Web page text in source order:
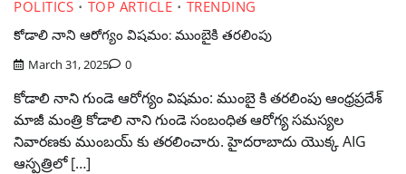
POLITICS TOP ARTICLE
TRENDING
కోడాలి నాని ఆరోగ్యం విషమం: ముంబైకి తరలింపు
March 31, 2025 0
కోడాలి నాని గుండె ఆరోగ్యం విషమం: ముంబై కి తరలింపు ఆంధ్రప్రదేశ్
మాజీ మంత్రి కోడాలి నాని గుండె సంబంధిత ఆరోగ్య సమస్యల
నివారణకు ముంబయ్ కు తరలించారు. హైదరాబాదు యొక్క AIG
ఆస్పత్రిలో […]